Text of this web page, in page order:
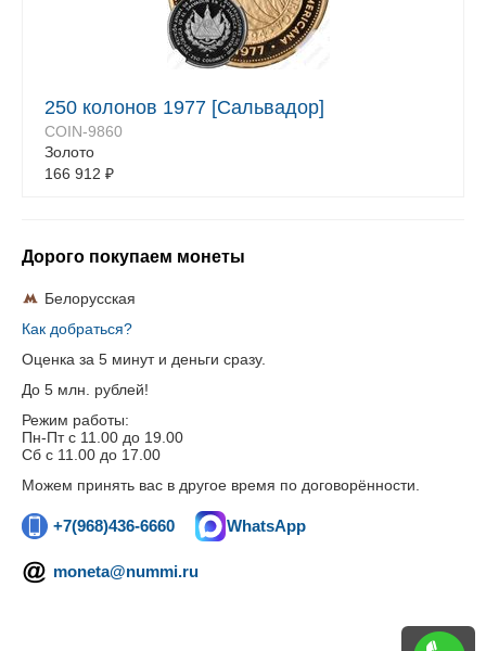
250 колонов 1977 [Сальвадор]
COIN-9860
Золото
166 912 ₽
Дорого покупаем монеты
Белорусская
Как добраться?
Оценка за 5 минут и деньги сразу.
До 5 млн. рублей!
Режим работы:
Пн-Пт c 11.00 до 19.00
Сб с 11.00 до 17.00
Можем принять вас в другое время по договорённости.
+7(968)436-6660 WhatsApp
moneta@nummi.ru